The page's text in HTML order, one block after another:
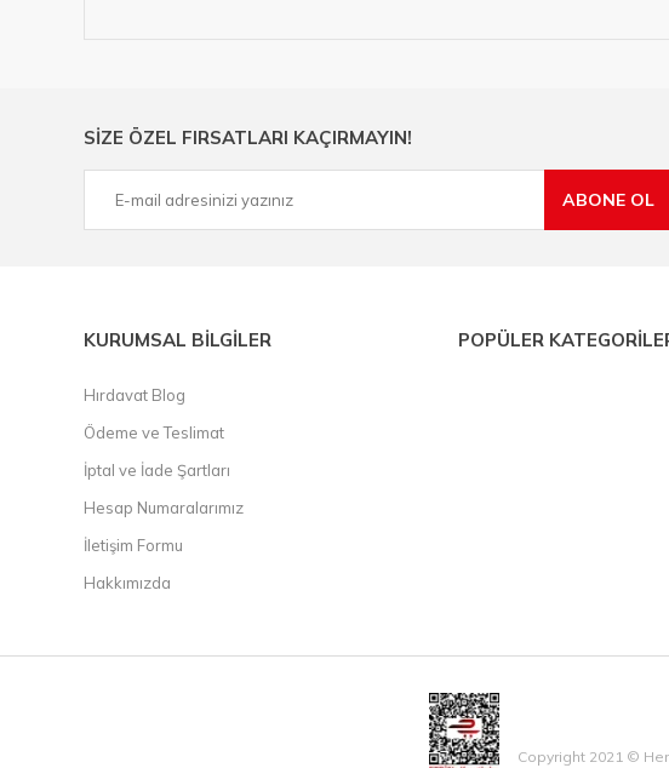
çelik cetvel, tel fırça, kalem havya, karot uç, pafta takımları, boru kesiciler,
SİZE ÖZEL FIRSATLARI KAÇIRMAYIN!
ABONE OL
KURUMSAL BİLGİLER
Hırdavat Blog
Ödeme ve Teslimat
İptal ve İade Şartları
Hesap Numaralarımız
İletişim Formu
Hakkımızda
POPÜLER
Copyright 2021 © Her